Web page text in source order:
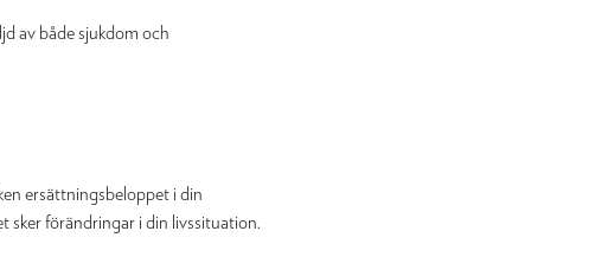
av både sjukdom och
ersättningsbeloppet i din
sker förändringar i din livssituation.